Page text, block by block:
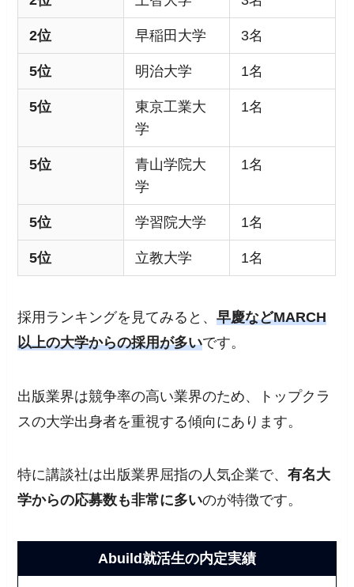
2位 早稲田大学 3名
5位 明治大学 1名
5位
東京工業大
学
1名
5位
青山学院大
学
1名
5位 学習院大学 1名
5位 立教大学 1名
採用ランキングを見てみると、早慶などMARCH
以上の大学からの採用が多いです。
出版業界は競争率の高い業界のため、トップクラ
スの大学出身者を重視する傾向にあります。
特に講談社は出版業界屈指の人気企業で、有名大
学からの応募数も非常に多いのが特徴です。
Abuild就活生の内定実績